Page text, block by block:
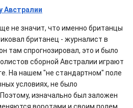
Австралии
не значит, что именно британцы
британец - журналист в
там спрогнозировал, это и было
сборной Австралии играют
На нашем "не стандартном" поле
условиях, не было
изначально был заложен